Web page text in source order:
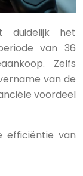
duidelijk het
van 36
Zelfs
van de
voordeel
efficiëntie van